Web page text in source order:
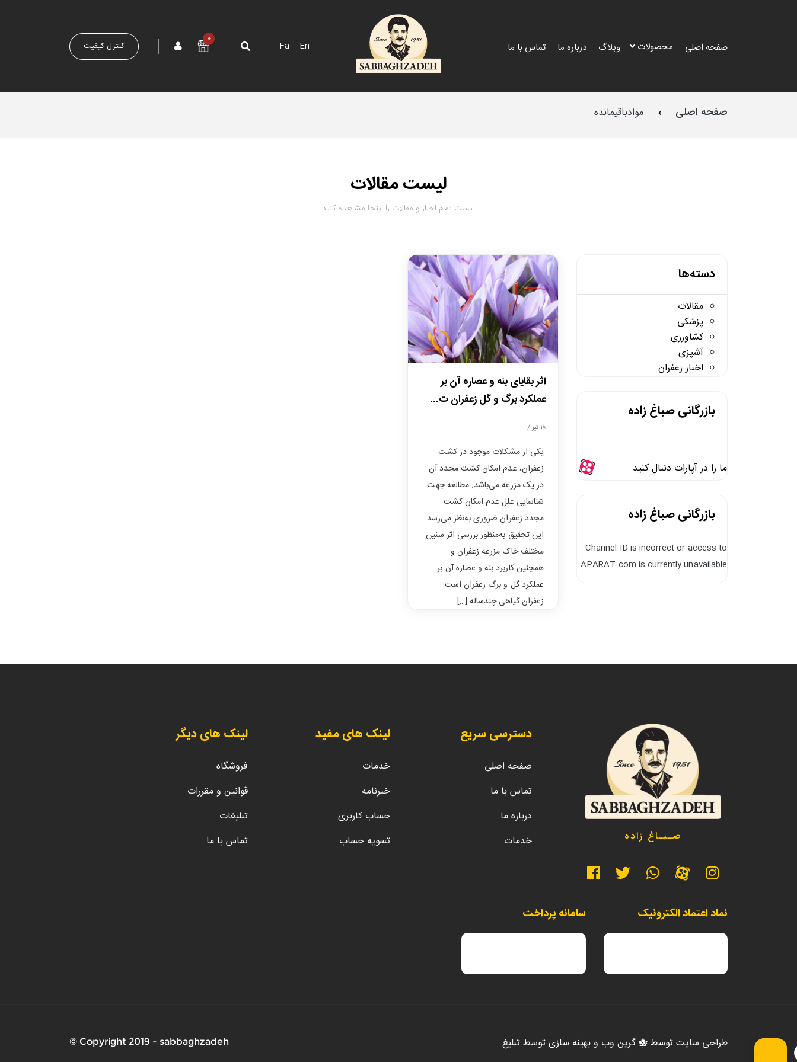
صفحه اصلی محصولات وبلاگ درباره ما تماس با ما Fa En
0
کنترل کیفیت
صفحه اصلی موادباقیمانده
لیست مقالات
لیست تمام اخبار و مقالات را اینجا مشاهده کنید
دسته‌ها
مقالات
پزشکی
کشاورزی
آشپزی
اخبار زعفران
بازرگانی صباغ زاده
ما را در آپارات دنبال کنید
بازرگانی صباغ زاده
Channel ID is incorrect or access to
APARAT.com is currently unavailable.
اثر بقایای بنه و عصاره آن بر
عملکرد برگ و گل زعفران ت...
۱۸ تیر /
یکی از مشکلات موجود در کشت
زعفران، عدم امکان کشت مجدد آن
در یک مزرعه می‌باشد. مطالعه جهت
شناسایی علل عدم امکان کشت
مجدد زعفران ضروری به‌نظر می‌رسد
این تحقیق به‌منظور بررسی اثر سنین
مختلف خاک مزرعه زعفران و
همچنین کاربرد بنه و عصاره آن بر
عملکرد گل و برگ زعفران است.
زعفران گیاهی چندساله […]
صـبـاغ زاده
دسترسی سریع
صفحه اصلی
تماس با ما
درباره ما
خدمات
لینک های مفید
خدمات
خبرنامه
حساب کاربری
تسویه حساب
لینک های دیگر
فروشگاه
قوانین و مقررات
تبلیغات
تماس با ما
نماد اعتماد الکترونیک سامانه پرداخت
طراحی سایتتوسط گرین وب و بهینه سازی توسطتبلیغ Copyright 2019 - sabbaghzadeh ©